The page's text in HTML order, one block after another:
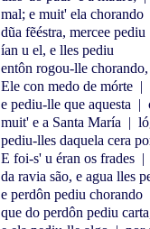
mal; e muit' ela chorando
dũa fẽéstra, mercee pediu
ían u el, e lles pediu
entôn rogou-lle
Ele con medo de mórte |
e pediu-lle que aquesta |
muit' e a Santa María |
pediu-lles daquela cera
E foi-s' u éran os frades |
da ravia são, e agua lles
e perdôn pediu chorando
que do perdôn pediu